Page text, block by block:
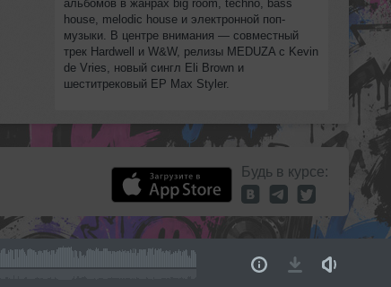
альбомов в жанрах big room, techno, bass
house, melodic house и электронной поп-
музыки. В центре внимания — совместный
трек Hardwell и W&W, релизы MEDUZA с Kevin
de Vries, новый сингл Eli Brown и
шеститрековый EP Max Styler.
Будь в курсе: